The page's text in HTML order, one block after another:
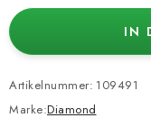
IN
Artikelnummer: 109491
Marke:Diamond